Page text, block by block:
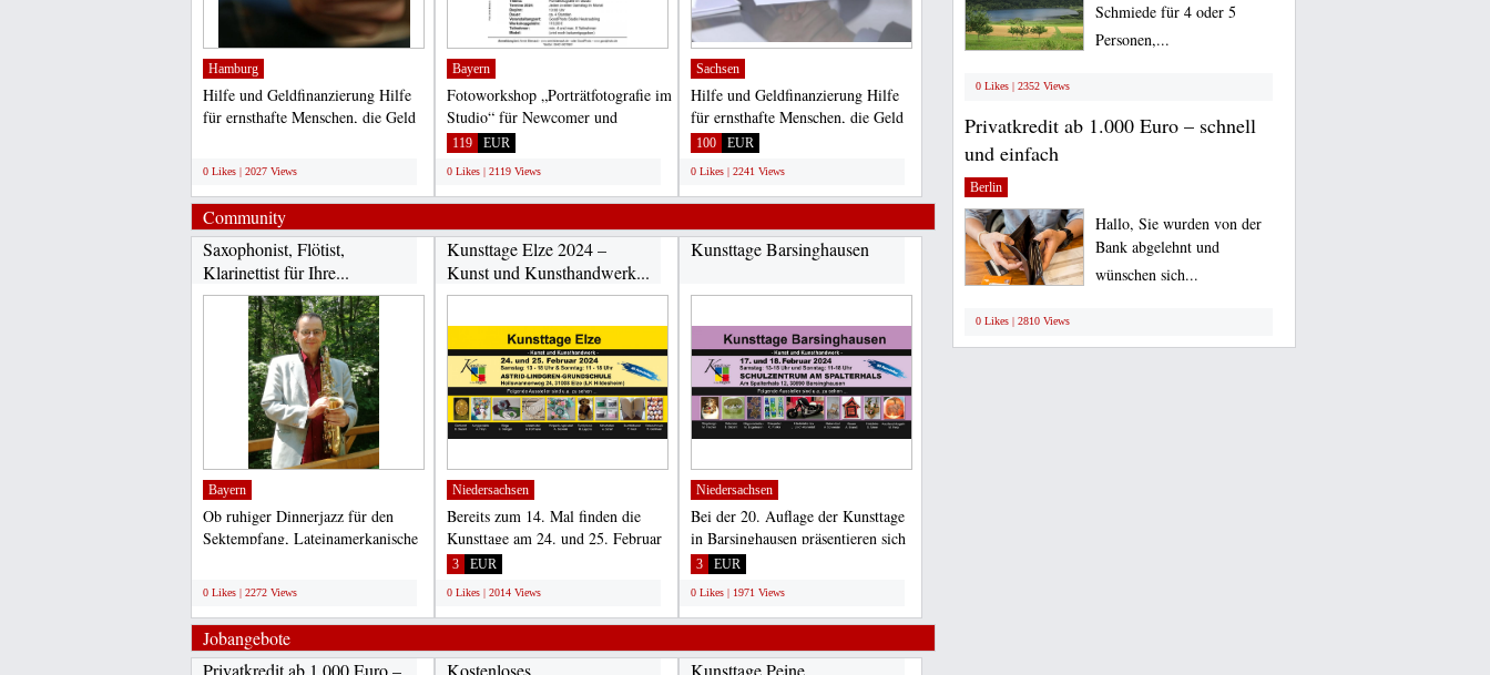
Hamburg
Hilfe und Geldfinanzierung Hilfe
für ernsthafte Menschen, die Geld
0 Likes | 2027 Views
Bayern
Fotoworkshop „Porträtfotografie im
Studio“ für Newcomer und
Anfänger FOTOWORKSHOP...
119 EUR
0 Likes | 2119 Views
Sachsen
Hilfe und Geldfinanzierung Hilfe
für ernsthafte Menschen, die Geld
für alle Arten...
100 EUR
0 Likes | 2241 Views
Community
Saxophonist, Flötist,
Klarinettist für Ihre...
Bayern
Ob ruhiger Dinnerjazz für den
Sektempfang, Lateinamerkanische
0 Likes | 2272 Views
Kunsttage Elze 2024 –
Kunst und Kunsthandwerk...
Niedersachsen
Bereits zum 14. Mal finden die
Kunsttage am 24. und 25. Februar
in Elze statt. Rund...
3 EUR
0 Likes | 2014 Views
Kunsttage Barsinghausen
Niedersachsen
Bei der 20. Auflage der Kunsttage
in Barsinghausen präsentieren sich
am 17. Februar...
3 EUR
0 Likes | 1971 Views
Jobangebote
Schmiede für 4 oder 5
Personen,...
0 Likes | 2352 Views
Privatkredit ab 1.000 Euro – schnell
und einfach
Berlin
Hallo, Sie wurden von der
Bank abgelehnt und
wünschen sich...
0 Likes | 2810 Views